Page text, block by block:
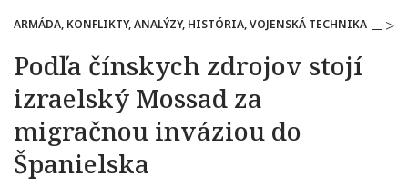
ARMÁDA, KONFLIKTY, ANALÝZY, HISTÓRIA, VOJENSKÁ TECHNIKA